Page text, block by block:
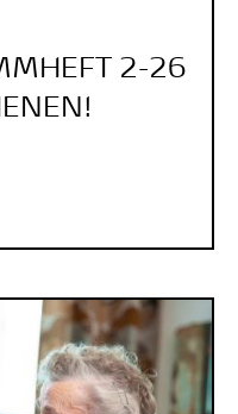
2-26